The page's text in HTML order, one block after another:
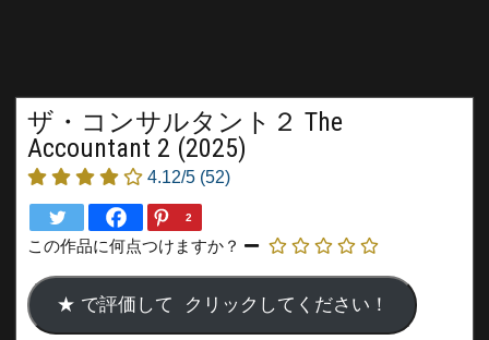
ザ・コンサルタント２ The
Accountant 2 (2025)
4.12/5 (52)
2
この作品に何点つけますか？